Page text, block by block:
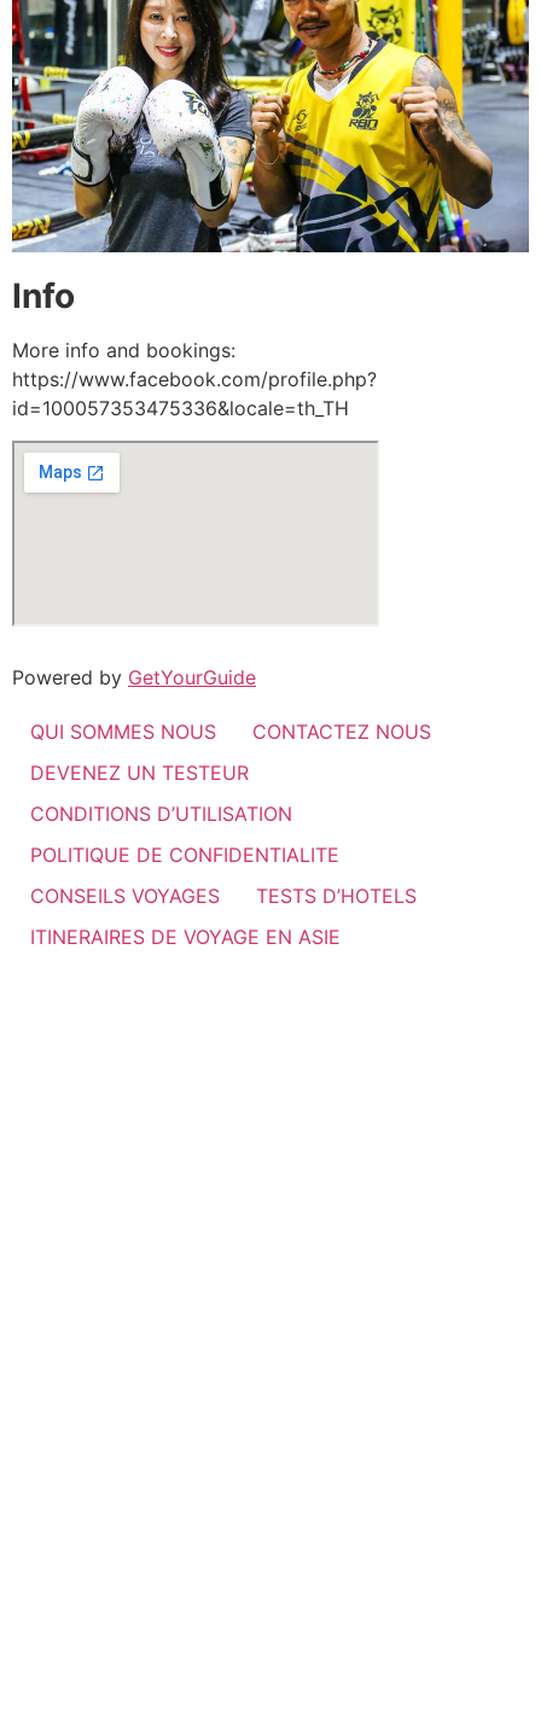
Info
More info and bookings:
https://www.facebook.com/profile.php?
id=100057353475336&locale=th_TH
Powered by GetYourGuide
QUI SOMMES NOUS
CONTACTEZ NOUS
DEVENEZ UN TESTEUR
CONDITIONS D’UTILISATION
POLITIQUE DE CONFIDENTIALITE
CONSEILS VOYAGES
TESTS D’HOTELS
ITINERAIRES DE VOYAGE EN ASIE